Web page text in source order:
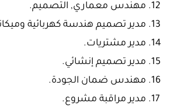
مهندس معماري, التصميم.
مدير تصميم هندسة كهربائية
مدير مشتريات.
مدير تصميم إنشائي.
مهندس ضمان الجودة.
مدير مراقبة مشروع.